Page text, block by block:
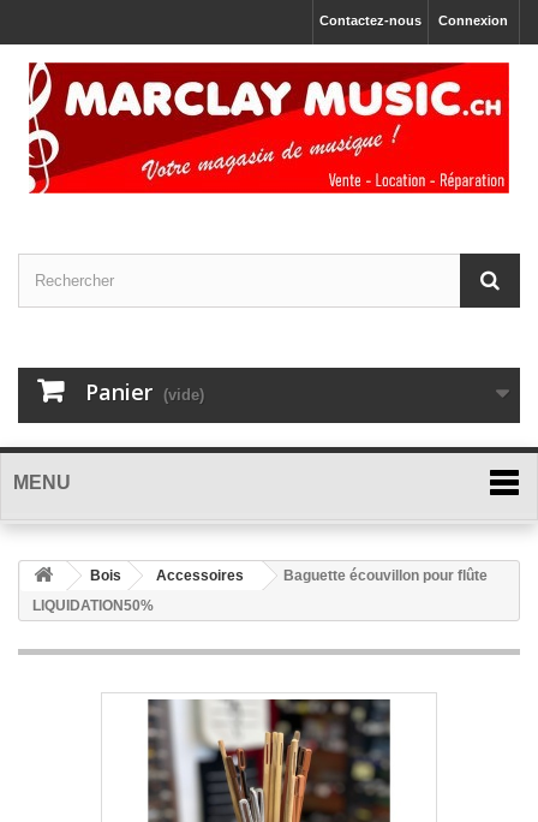
Connexion
Contactez-nous
Panier (vide)
MENU
Bois Accessoires
Baguette écouvillon pour flûte
LIQUIDATION50%